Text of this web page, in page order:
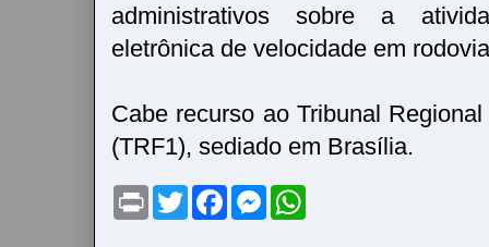
administrativos sobre a
eletrônica de velocidade em
Cabe recurso ao Tribunal
(TRF1), sediado em Brasília.
P
T
w
F
a
M
e